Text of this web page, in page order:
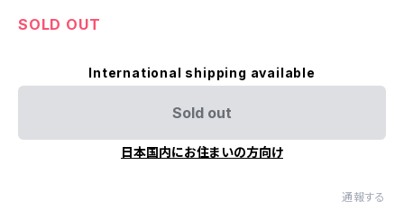
SOLD OUT
International shipping available
Sold out
日本国内にお住まいの方向け
通報する